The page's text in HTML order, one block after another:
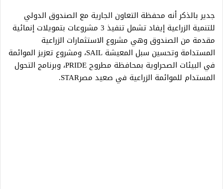
جدير بالذكر أنه محفظة التعاون الجارية مع الصندوق الدولي
للتنمية الزراعية إيفاد تشمل تنفيذ 3 مشروعات بتمويلات إنمائية
مقدمة من الصندوق وهي مشروع الاستثمارات الزراعية
المستدامة وتحسين سبل المعيشة SAIL، ومشروع تعزيز الموائمة
في البيئات الصحراوية بمحافظة مطروح PRIDE، وبرنامج التحول
المستدام للموائمة الزراعية في صعيد مصرSTAR.